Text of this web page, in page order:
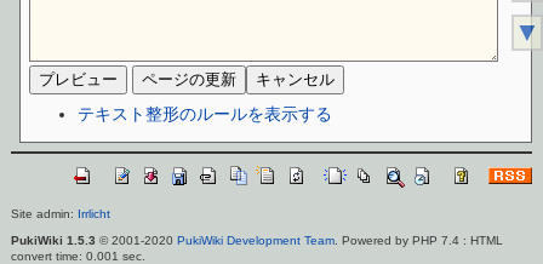
テキスト整形のルールを表示する
Site admin: Irrlicht
PukiWiki 1.5.3 © 2001-2020 PukiWiki Development Team. Powered by PHP 7.4 : HTML
convert time: 0.001 sec.
▼